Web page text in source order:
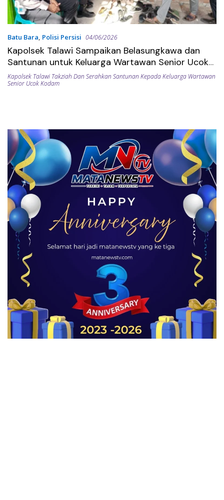
Batu Bara, Polisi Persisi 04/06/2026
Kapolsek Talawi Sampaikan Belasungkawa dan
Santunan untuk Keluarga Wartawan Senior Ucok
Kodam
Kapolsek Talawi Takziah Dan Serahkan Santunan Kepada Keluarga Wartawan
Senior Ucok Kodam